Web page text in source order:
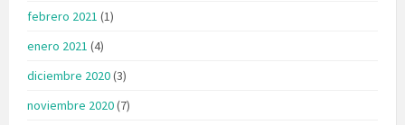
febrero 2021 (1)
enero 2021 (4)
diciembre 2020(3)
noviembre 2020(7)